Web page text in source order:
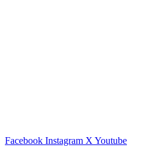
Facebook Instagram X Youtube